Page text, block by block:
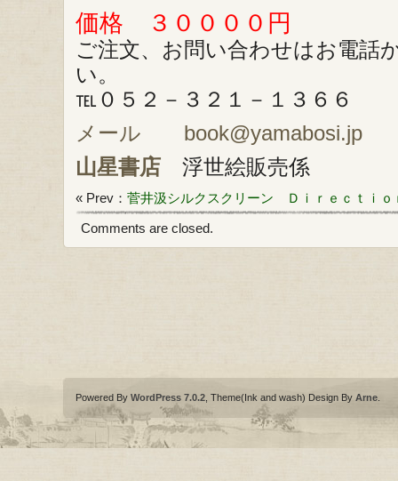
価格 ３００００円
ご注文、お問い合わせはお電話
い。
℡０５２－３２１－１３６６
メール book@yamabosi.jp
山星書店 浮世絵販売係
« Prev： 菅井汲シルクスクリーン Ｄｉｒｅｃｔｉｏ
Comments are closed.
Powered By WordPress 7.0.2 , Theme(Ink and wash) Design By Arne